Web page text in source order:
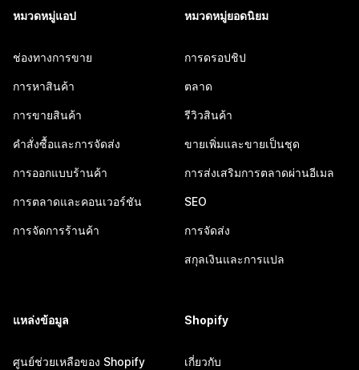
หมวดหมู่แอป
ช่องทางการขาย
การหาสินค้า
การขายสินค้า
คำสั่งซื้อและการจัดส่ง
การออกแบบร้านค้า
การตลาดและคอนเวอร์ชัน
การจัดการร้านค้า
หมวดหมู่ยอดนิยม
การดรอปชิป
ตลาด
รีวิวสินค้า
ขายเพิ่มและขายเป็นชุด
การส่งเสริมการตลาดผ่านอีเมล
SEO
การจัดส่ง
สกุลเงินและการแปล
แหล่งข้อมูล
ศูนย์ช่วยเหลือของ Shopify
Shopify
เกี่ยวกับ